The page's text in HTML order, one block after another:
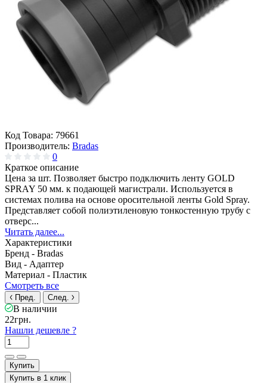
Код Товара: 79661
Производитель: Bradas
0
Краткое описание
Цена за шт. Позволяет быстро подключить ленту GOLD
SPRAY 50 мм. к подающей магистрали. Используется в
системах полива на основе оросительной ленты Gold Spray.
Представляет собой полиэтиленовую тонкостенную трубу с
отверс...
Читать далее...
Характеристики
Бренд - Bradas
Вид - Адаптер
Материал - Пластик
Смотреть все
Пред. След.
В наличии
22грн.
Нашли дешевле ?
Купить
Купить в 1 клик